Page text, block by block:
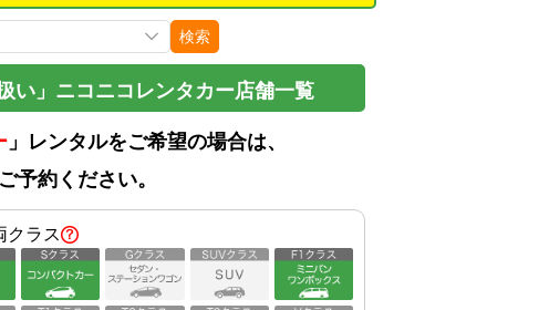
検索
い」ニコニコレンタカー店舗一覧
」レンタルをご希望の場合は、
予約ください。
クラス